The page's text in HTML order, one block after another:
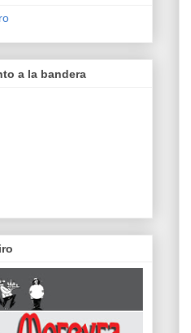
a la bandera